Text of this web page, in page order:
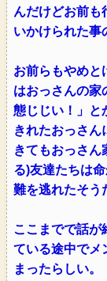
んだけどお前も
いかけられた事
お前らもやめと
はおっさんの家
態じじい！」と
きれたおっさん
きてもおっさん
る)友達たちは
難を逃れたそう
ここまでで話が
ている途中でメ
まったらしい。